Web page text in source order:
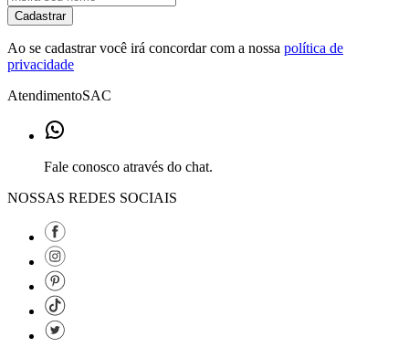
Cadastrar
Ao se cadastrar você irá concordar com a nossa política de
privacidade
AtendimentoSAC
Fale conosco através do chat.
NOSSAS REDES SOCIAIS